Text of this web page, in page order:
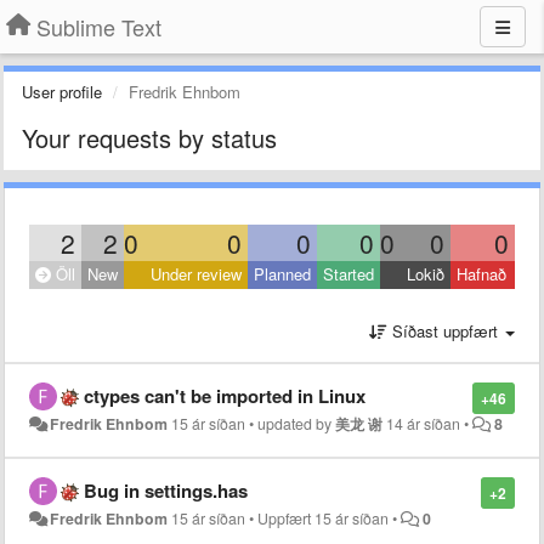
Sublime Text
User profile Fredrik Ehnbom
Your requests by status
2 2 0 0 0 0 0 0 0
Öll New Under review Planned Started Lokið Hafnað
Síðast uppfært
+46
ctypes can't be imported in Linux
Fredrik Ehnbom 15 ár síðan •updated by美龙 谢 14 ár síðan • 8
+2
Bug in settings.has
Fredrik Ehnbom 15 ár síðan • Uppfært 15 ár síðan • 0